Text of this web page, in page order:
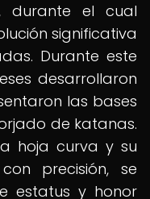
durante el cual
significativa
Durante este
desarrollaron
las bases
de katanas.
hoja curva y su
precisión, se
estatus y honor